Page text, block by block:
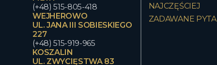
(+48) 515-805-418
WEJHEROWO
UL. JANA III SOBIESKIEGO
227
(+48) 515-919-965
KOSZALIN
UL. ZWYCIĘSTWA 83
NAJCZĘŚCIEJ
ZADAWANE